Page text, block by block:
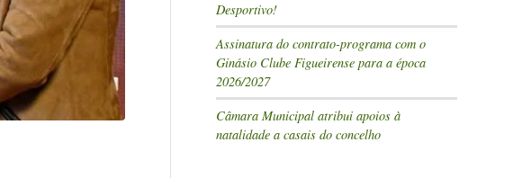
Desportivo!
Assinatura do contrato-programa com o
Ginásio Clube Figueirense para a época
2026/2027
Câmara Municipal atribui apoios à
natalidade a casais do concelho